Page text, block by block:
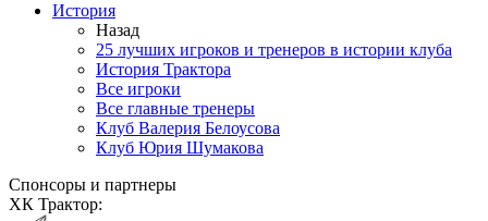
История
Назад
25 лучших игроков и тренеров в истории клуба
История Трактора
Все игроки
Все главные тренеры
Клуб Валерия Белоусова
Клуб Юрия Шумакова
Спонсоры и партнеры
ХК Трактор: